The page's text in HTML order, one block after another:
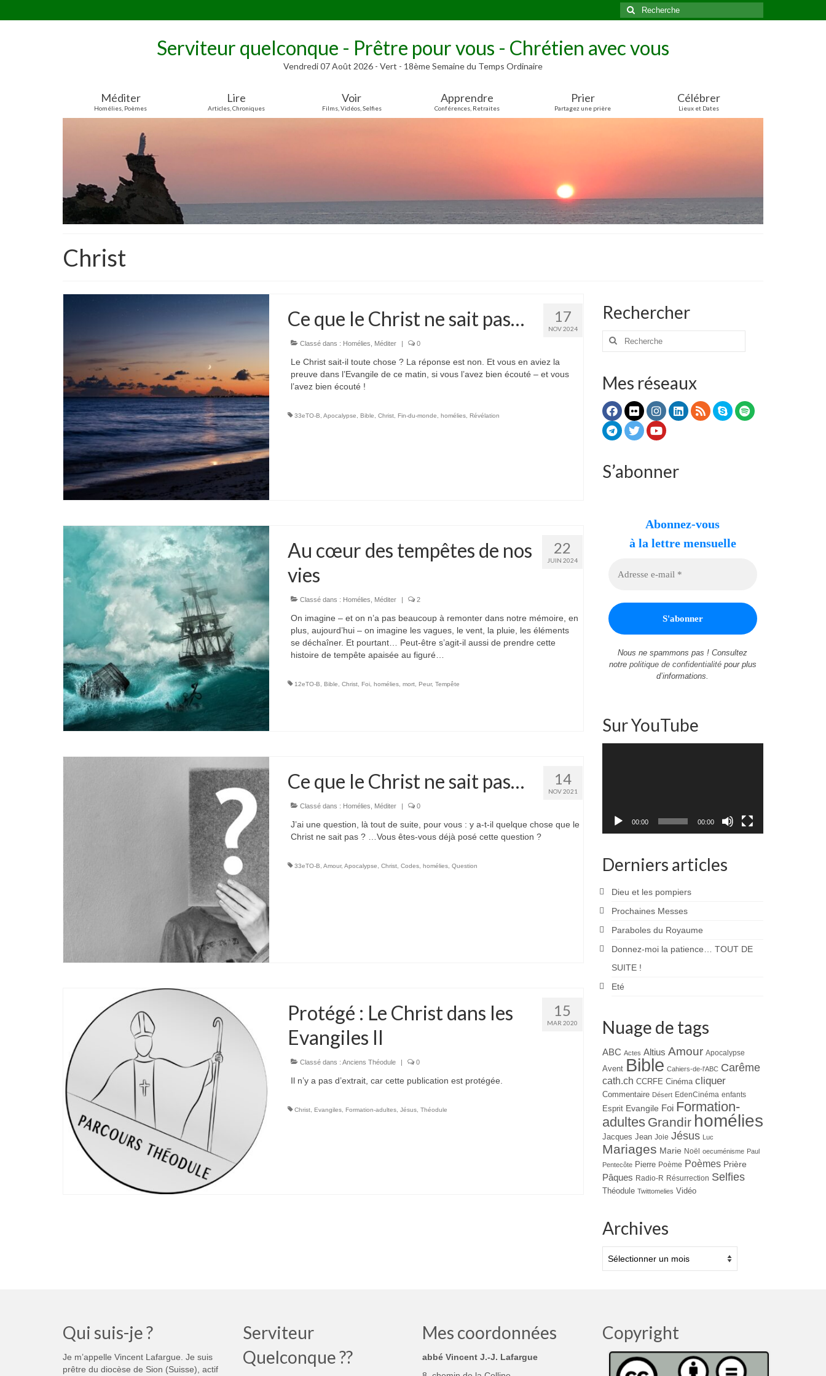
Rechercher
:
Serviteur quelconque - Prêtre pour vous - Chrétien avec vous
Vendredi 07 Août 2026 - Vert - 18ème Semaine du Temps Ordinaire
Méditer
Homélies, Poèmes
Lire
Articles, Chroniques
Voir
Films, Vidéos, Selfies
Apprendre
Conférences, Retraites
Prier
Partagez une prière
Célébrer
Lieux et Dates
Christ
17
NOV 2024
Ce que le Christ ne sait pas…
Classé dans : Homélies Méditer | 0
Le Christ sait-il toute chose ? La réponse est non. Et vous en aviez la
preuve dans l’Evangile de ce matin, si vous l’avez bien écouté – et vous
l’avez bien écouté !
33eTO-B Apocalypse Bible Christ, Fin-du-monde homélies, Révélation
22
JUIN 2024
Au cœur des tempêtes de nos
vies
Classé dans : Homélies Méditer | 2
On imagine – et on n’a pas beaucoup à remonter dans notre mémoire, en
plus, aujourd’hui – on imagine les vagues, le vent, la pluie, les éléments
se déchaîner. Et pourtant… Peut-être s’agit-il aussi de prendre cette
histoire de tempête apaisée au figuré…
12eTO-B Bible Christ, Foi, homélies, mort, Peur, Tempête
14
NOV 2021
Ce que le Christ ne sait pas…
Classé dans : Homélies Méditer 0
J’ai une question, là tout de suite, pour vous : y a-t-il quelque chose que le
Christ ne sait pas ? …Vous êtes-vous déjà posé cette question ?
33eTO-B, Amour, Apocalypse, Christ, Codes, homélies, Question
15
MAR 2020
Protégé : Le Christ dans les
Evangiles II
Classé dans : Anciens Théodule | 0
Il n’y a pas d’extrait, car cette publication est protégée.
Christ, Evangiles, Formation-adultes, Jésus, Théodule
Rechercher
Rechercher
Mes réseaux
S’abonner
Abonnez-vous
à la lettre mensuelle
Nous ne spammons pas ! Consultez
notre politique de confidentialitépour plus
d’informations.
Sur YouTube
00:00 00:00
Derniers articles
Dieu et les pompiers
Prochaines Messes
Paraboles du Royaume
Donnez-moi la patience… TOUT DE
SUITE !
Eté
Nuage de tags
ABC Actes Altius Amour Apocalypse
Avent Bible Cahiers-de-l'ABC Carême
cath.ch CCRFE Cinéma cliquer
Commentaire Désert EdenCinéma enfants
Esprit Evangile Foi Formation-
adultes Grandir homélies
Jacques Jean Joie Jésus Luc
Mariages Marie Noël oecuménisme Paul
Pentecôte Pierre Poème Poèmes Prière
Pâques Radio-R Résurrection Selfies
Théodule Twittomelies Vidéo
Archives
Qui suis-je ?
Je m’appelle Vincent Lafargue. Je suis
prêtre du diocèse de Sion (Suisse), actif
Serviteur
Quelconque ??
Mes coordonnées
abbé Vincent J.-J. Lafargue
Copyright